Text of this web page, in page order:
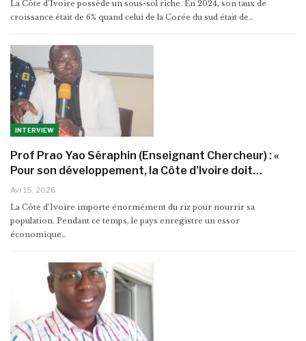
La Côte d’Ivoire possède un sous-sol riche. En 2024, son taux de
croissance était de 6% quand celui de la Corée du sud était de…
INTERVIEW
Prof Prao Yao Séraphin (Enseignant Chercheur) : «
Pour son développement, la Côte d’Ivoire doit…
Avr 15, 2026
La Côte d’Ivoire importe énormément du riz pour nourrir sa
population. Pendant ce temps, le pays enregistre un essor
économique…